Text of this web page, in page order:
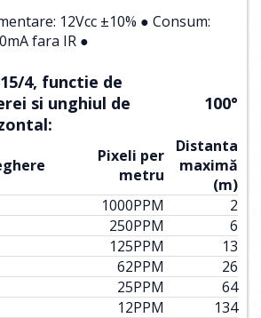
12Vcc ±10% ● Consum:
fara IR ●
4, functie de
si unghiul de
100°
Pixeli per
metru
Distanta
maximă
(m)
1000PPM
2
250PPM
6
125PPM
13
62PPM
26
25PPM
64
12PPM 134